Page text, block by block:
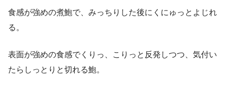
食感が強めの煮鮑で、みっちりした後にくにゅっとよじれ
る。
表面が強めの食感でくりっ、こりっと反発しつつ、気付い
たらしっとりと切れる鮑。